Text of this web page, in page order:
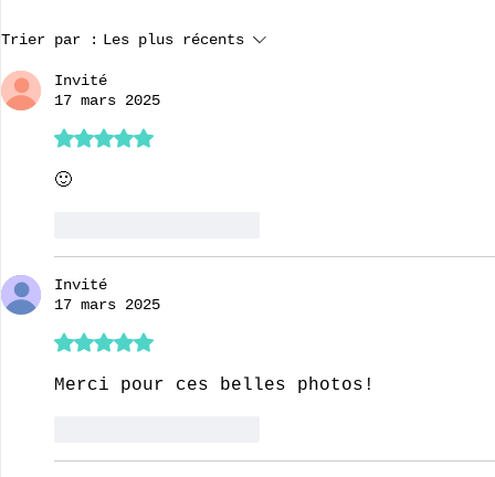
Trier par : Les plus récents
Invité
17 mars 2025
Noté 5 étoiles sur 5.
🙂
Invité
17 mars 2025
Noté 5 étoiles sur 5.
Merci pour ces belles photos!